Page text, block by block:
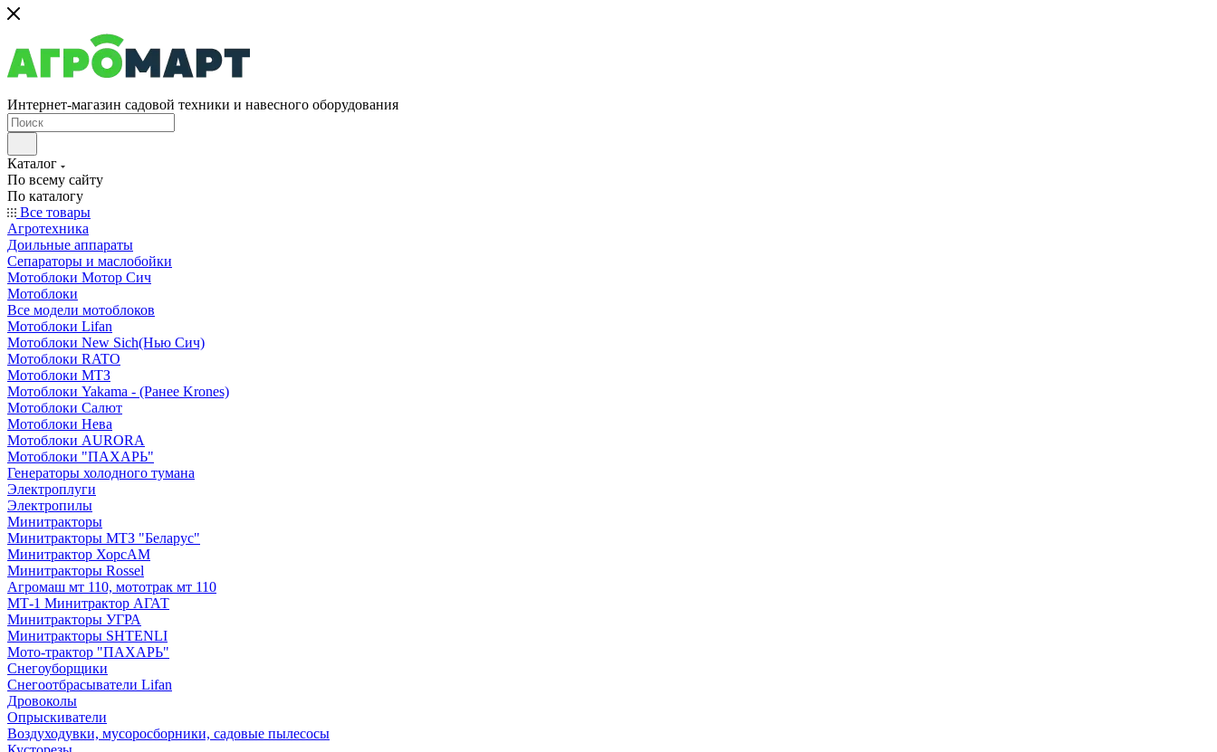
Интернет-магазин садовой техники и навесного оборудования
Каталог
По всему сайту
По каталогу
Все товары
Агротехника
Доильные аппараты
Сепараторы и маслобойки
Мотоблоки Мотор Сич
Мотоблоки
Все модели мотоблоков
Мотоблоки Lifan
Мотоблоки New Sich(Нью Сич)
Мотоблоки RATO
Мотоблоки МТЗ
Мотоблоки Yakama - (Ранее Krones)
Мотоблоки Салют
Мотоблоки Нева
Мотоблоки AURORA
Мотоблоки "ПАХАРЬ"
Генераторы холодного тумана
Электроплуги
Электропилы
Минитракторы
Минитракторы МТЗ "Беларус"
Минитрактор ХорсАМ
Минитракторы Rossel
Агромаш мт 110, мототрак мт 110
МТ-1 Минитрактор АГАТ
Минитракторы УГРА
Минитракторы SHTENLI
Мото-трактор "ПАХАРЬ"
Снегоуборщики
Снегоотбрасыватели Lifan
Дровоколы
Опрыскиватели
Воздуходувки, мусоросборники, cадовые пылесосы